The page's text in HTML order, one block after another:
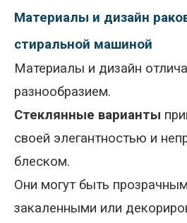
Материалы и дизайн
стиральной машиной
Материалы и дизайн
разнообразием.
Стеклянные варианты
своей элегантностью и
блеском.
Они могут быть
закаленными или